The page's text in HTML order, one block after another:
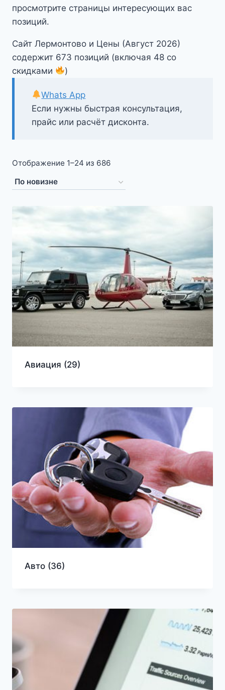
просмотрите страницы интересующих вас
позиций.
Сайт Лермонтово и Цены (Август 2026)
содержит 673 позиций (включая 48 со
скидками
)
Если нужны быстрая консультация,
прайс или расчёт дисконта.
Whats App
Отображение 1–24 из 686
недавние
Авиация (29)
Авто (36)